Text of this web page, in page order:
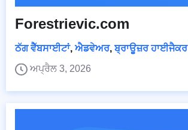
Forestrievic.com
ਠੱਗ ਵੈੱਬਸਾਈਟਾਂ, ਐਡਵੇਅਰ,ਬ੍ਰਾਊਜ਼ਰ ਹਾਈਜੈਕਰ
ਅਪ੍ਰੈਲ 3, 2026